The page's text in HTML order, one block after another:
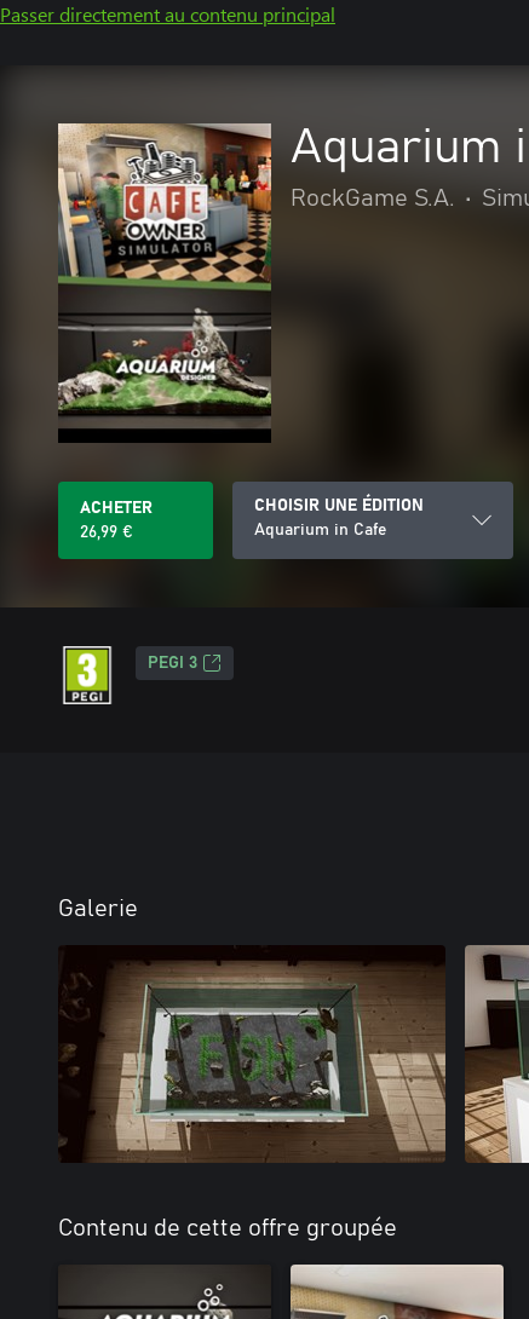
Passer directement au contenu principal
Aquarium
RockGame S.A. •
ACHETER
26,99 €
CHOISIR UNE ÉDITION
Aquarium in Cafe
PEGI 3
Galerie
Contenu de cette offre groupée